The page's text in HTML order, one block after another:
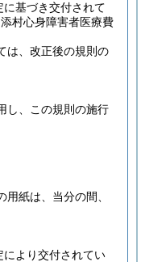
に基づき交付されて
村心身障害者医療費
は、改正後の規則の
し、この規則の施行
紙は、当分の間、
により交付されてい